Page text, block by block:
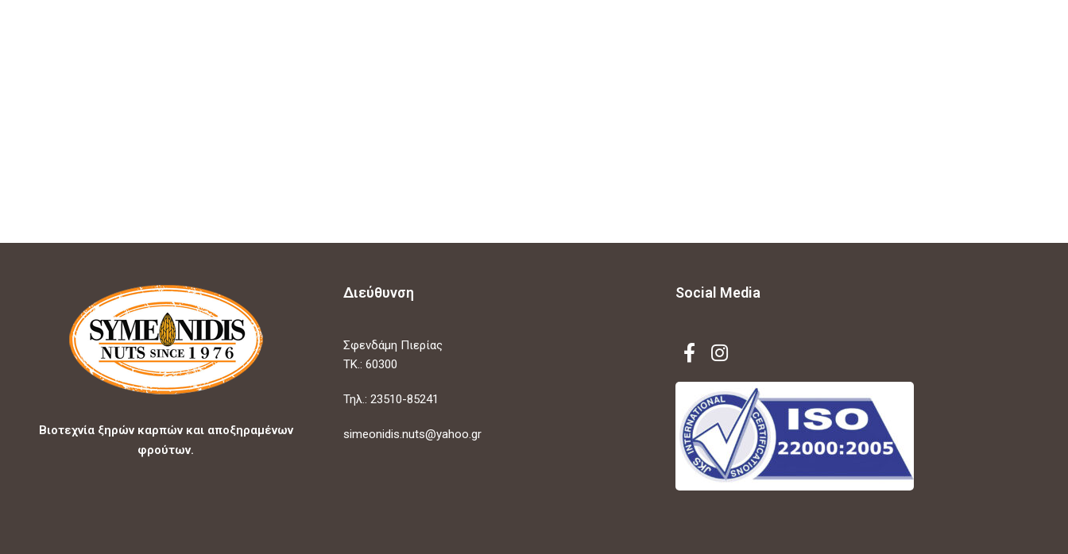
Βιοτεχνία ξηρών καρπών και αποξηραμένων
φρούτων.
Διεύθυνση
Σφενδάμη Πιερίας
ΤΚ.: 60300
Τηλ.: 23510-85241
simeonidis.nuts@yahoo.gr
Social Media